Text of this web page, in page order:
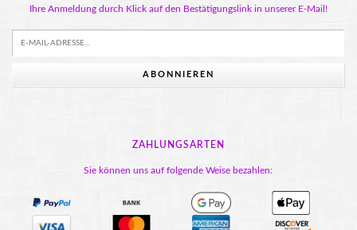
Ihre Anmeldung durch Klick auf den Bestätigungslink in unserer E-Mail!
ABONNIEREN
ZAHLUNGSARTEN
Sie können uns auf folgende Weise bezahlen: